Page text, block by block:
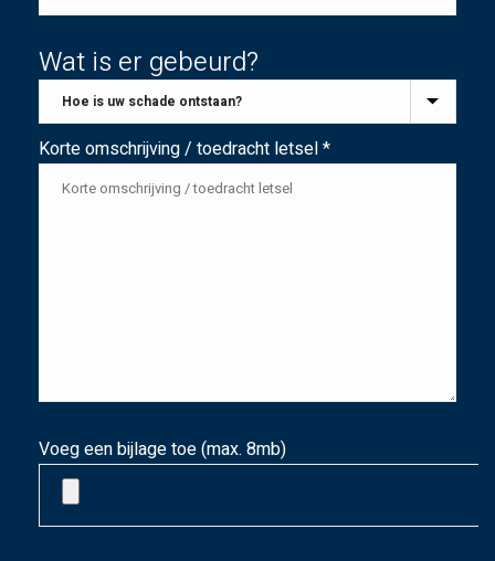
Wat is er gebeurd?
Korte omschrijving / toedracht letsel *
Voeg een bijlage toe (max. 8mb)